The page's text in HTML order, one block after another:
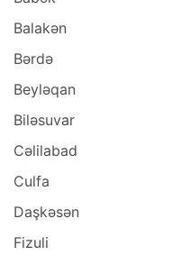
Balakən
Bərdə
Beyləqan
Biləsuvar
Cəlilabad
Culfa
Daşkəsən
Fizuli